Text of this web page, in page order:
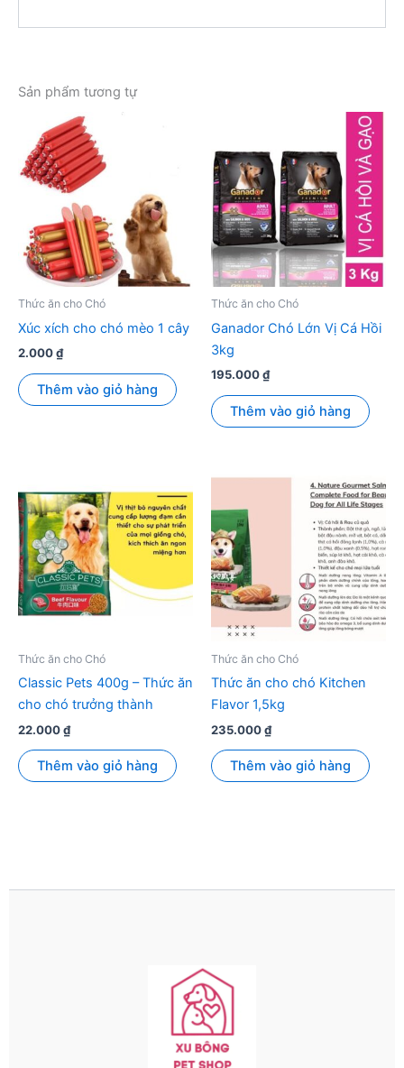
Sản phẩm tương tự
Thức ăn cho Chó
Xúc xích cho chó mèo 1 cây
2.000₫
Thêm vào giỏ hàng
Thức ăn cho Chó
Ganador Chó Lớn Vị Cá Hồi
3kg
195.000₫
Thêm vào giỏ hàng
Thức ăn cho Chó
Classic Pets 400g – Thức ăn
cho chó trưởng thành
22.000₫
Thêm vào giỏ hàng
Thức ăn cho Chó
Thức ăn cho chó Kitchen
Flavor 1,5kg
235.000₫
Thêm vào giỏ hàng